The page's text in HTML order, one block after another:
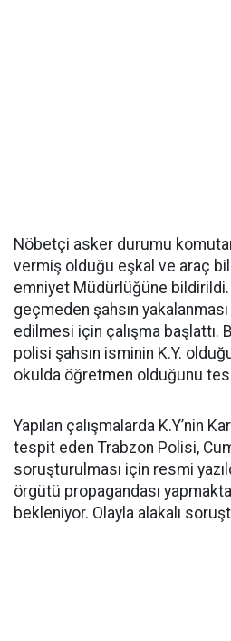
Nöbetçi asker durumu
vermiş olduğu eşkal ve araç
emniyet Müdürlüğüne
geçmeden şahsın
edilmesi için çalışma başlattı.
polisi şahsın isminin K.Y.
okulda öğretmen olduğunu
Yapılan çalışmalarda K.Y’nin
tespit eden Trabzon Polisi,
soruşturulması için resmi
örgütü propagandası
bekleniyor. Olayla alakalı